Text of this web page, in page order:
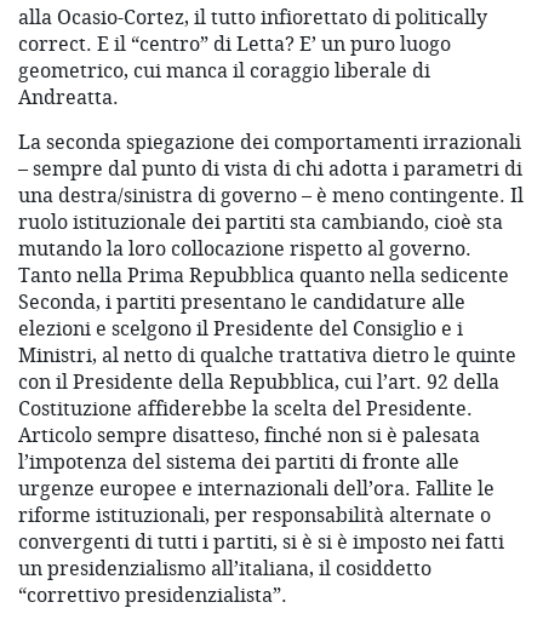
alla Ocasio-Cortez, il tutto infiorettato di politically
correct. E il “centro” di Letta? E’ un puro luogo
geometrico, cui manca il coraggio liberale di
Andreatta.
La seconda spiegazione dei comportamenti irrazionali
– sempre dal punto di vista di chi adotta i parametri di
una destra/sinistra di governo – è meno contingente. Il
ruolo istituzionale dei partiti sta cambiando, cioè sta
mutando la loro collocazione rispetto al governo.
Tanto nella Prima Repubblica quanto nella sedicente
Seconda, i partiti presentano le candidature alle
elezioni e scelgono il Presidente del Consiglio e i
Ministri, al netto di qualche trattativa dietro le quinte
con il Presidente della Repubblica, cui l’art. 92 della
Costituzione affiderebbe la scelta del Presidente.
Articolo sempre disatteso, finché non si è palesata
l’impotenza del sistema dei partiti di fronte alle
urgenze europee e internazionali dell’ora. Fallite le
riforme istituzionali, per responsabilità alternate o
convergenti di tutti i partiti, si è si è imposto nei fatti
un presidenzialismo all’italiana, il cosiddetto
“correttivo presidenzialista”.